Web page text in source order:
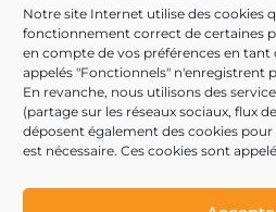
Notre site Internet utilise des cookies
fonctionnement correct de certaines
en compte de vos préférences en tant
appelés "Fonctionnels" n'enregistrent
En revanche, nous utilisons des
(partage sur les réseaux sociaux, flux
déposent également des cookies
est nécessaire. Ces cookies sont
Partenaires